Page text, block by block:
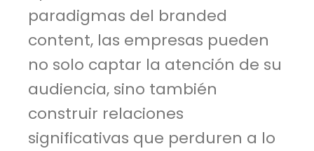
paradigmas del branded
content, las empresas pueden
no solo captar la atención de su
audiencia, sino también
construir relaciones
significativas que perduren a lo